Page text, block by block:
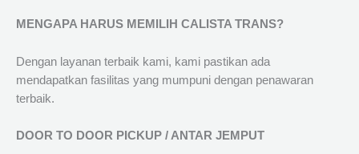
MENGAPA HARUS MEMILIH CALISTA TRANS?
Dengan layanan terbaik kami, kami pastikan ada
mendapatkan fasilitas yang mumpuni dengan penawaran
terbaik.
DOOR TO DOOR PICKUP / ANTAR JEMPUT